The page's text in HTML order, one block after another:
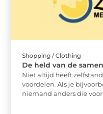
Shopping / Clothing
De held van de
Niet altijd heeft
voordelen. Als je
niemand anders die voor